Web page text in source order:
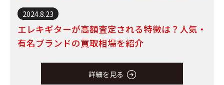
2024.8.23
エレキギターが高額査定される特徴は？人気・
有名ブランドの買取相場を紹介
詳細を見る